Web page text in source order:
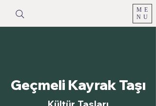
ME
NU
Geçmeli Kayrak Taşı